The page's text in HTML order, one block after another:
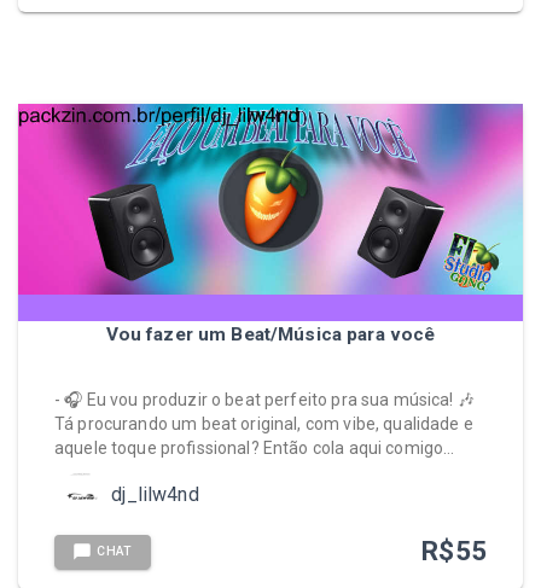
Vou fazer um Beat/Música para você
- 🎧 Eu vou produzir o beat perfeito pra sua música! 🎶
Tá procurando um beat original, com vibe, qualidade e
aquele toque profissional? Então cola aqui comigo…
dj_lilw4nd
CHAT R$55